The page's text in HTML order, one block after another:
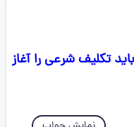
تکلیف شرعی را آغاز